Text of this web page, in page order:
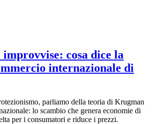
improvvise: cosa dice la
internazionale di
parliamo della teoria di Krugman
lo scambio che genera economie di
per i consumatori e riduce i prezzi.